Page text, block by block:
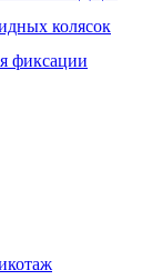
колясок
фиксации